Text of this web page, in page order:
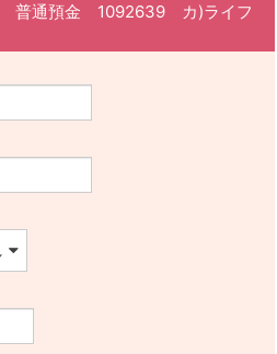
普通預金 1092639 カ)ライフ